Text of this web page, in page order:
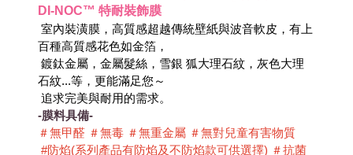
DI-NOC™ 特耐裝飾膜
百種高質感花色如金箔，
石紋...等，更能滿足您～
追求完美與耐用的需求。
-膜料具備-
＃無甲醛 ＃無毒 ＃無重金屬 ＃無對兒童有害物質